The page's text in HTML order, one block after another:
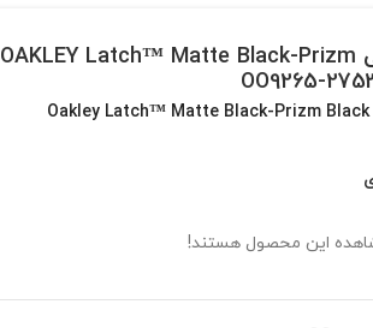
عینک آفتابی اوکلی OAKLEY Latch™ Matte Black-Prizm
Oakley Latch™ Matte Black-Prizm
این محصول هستند!